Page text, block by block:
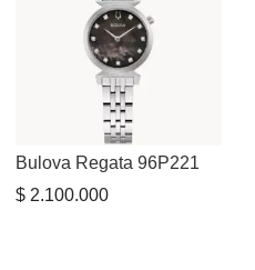
Bulova Regata 96P221
$2.100.000